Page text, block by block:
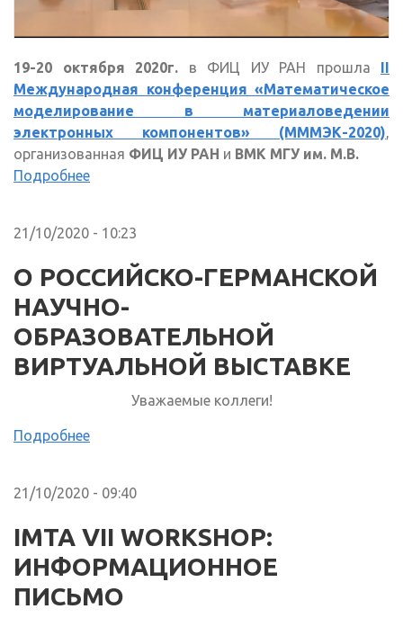
19-20 октября 2020г. в ФИЦ ИУ РАН прошла II
Международная конференция «Математическое
моделирование в материаловедении
электронных компонентов» (МММЭК-2020),
организованная ФИЦ ИУ РАН и ВМК МГУ им. М.В.
Подробнее
21/10/2020 - 10:23
О РОССИЙСКО-ГЕРМАНСКОЙ
НАУЧНО-
ОБРАЗОВАТЕЛЬНОЙ
ВИРТУАЛЬНОЙ ВЫСТАВКЕ
Уважаемые коллеги!
Подробнее
21/10/2020 - 09:40
IMTA VII WORKSHOP:
ИНФОРМАЦИОННОЕ
ПИСЬМО